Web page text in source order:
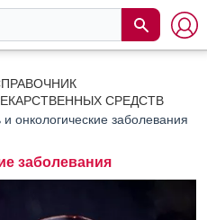
СРЕДСТВ
и онкологические заболевания
заболевания